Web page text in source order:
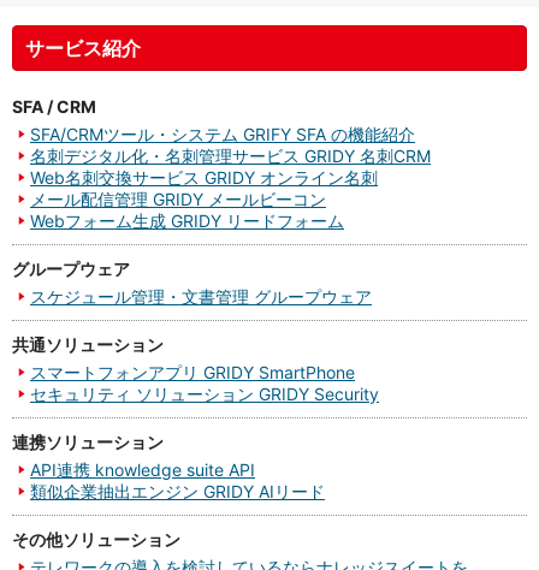
サービス紹介
SFA / CRM
SFA/CRMツール・システム GRIFY SFA の機能紹介
名刺デジタル化・名刺管理サービス GRIDY 名刺CRM
Web名刺交換サービス GRIDY オンライン名刺
メール配信管理 GRIDY メールビーコン
Webフォーム生成 GRIDY リードフォーム
グループウェア
スケジュール管理・文書管理 グループウェア
共通ソリューション
スマートフォンアプリ GRIDY SmartPhone
セキュリティ ソリューション GRIDY Security
連携ソリューション
API連携 knowledge suite API
類似企業抽出エンジン GRIDY AIリード
その他ソリューション